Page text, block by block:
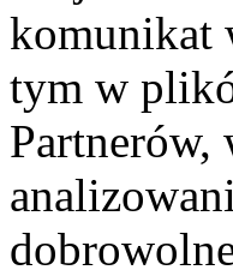
komunikat
tym w
Partnerów,